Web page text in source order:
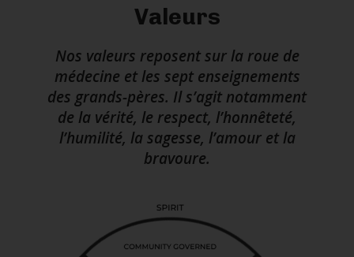
Valeurs
Nos valeurs reposent sur la roue de
médecine et les sept enseignements
des grands-pères. Il s’agit notamment
de la vérité, le respect, l’honnêteté,
l’humilité, la sagesse, l’amour et la
bravoure.